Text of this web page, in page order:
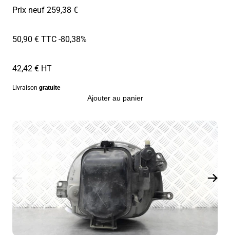
Prix neuf 259,38 €
50,90 € TTC-80,38%
42,42 € HT
Livraison gratuite
Ajouter au panier